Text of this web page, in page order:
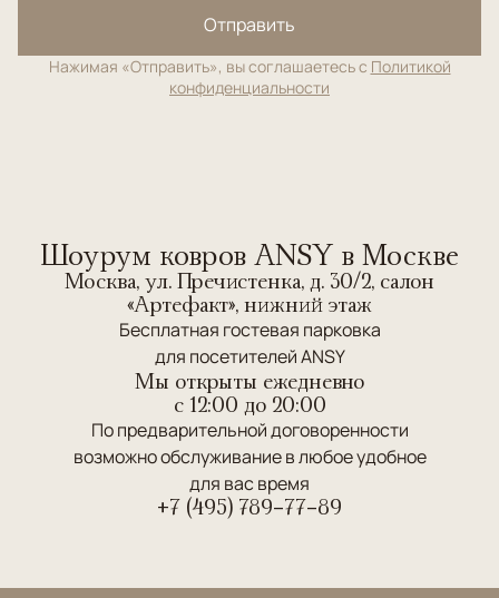
Отправить
Нажимая «Отправить», вы соглашаетесь с Политикой
конфиденциальности
Шоурум ковров ANSY в Москве
Москва, ул. Пречистенка, д. 30/2, салон
«Артефакт», нижний этаж
Бесплатная гостевая парковка
для посетителей ANSY
Мы открыты ежедневно
c 12:00 до 20:00
По предварительной договоренности
возможно обслуживание в любое удобное
для вас время
+7 (495) 789-77-89